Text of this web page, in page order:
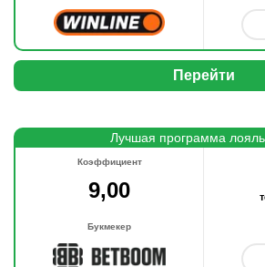
Перейти
Лучшая программа
Коэффициент
9,00
Букмекер